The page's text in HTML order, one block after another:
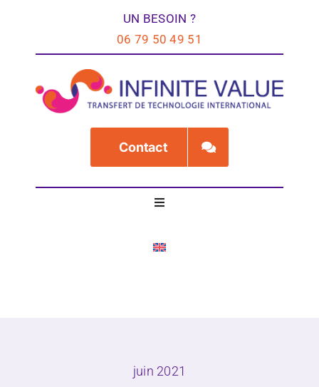
contenu
UN BESOIN ?
06 79 50 49 51
Contact
Toggle
juin 2021